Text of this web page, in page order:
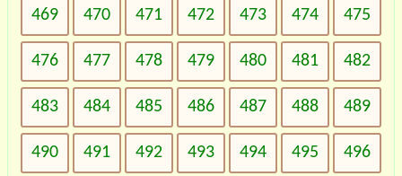
469 470 471 472 473 474 475
476 477 478 479 480 481 482
483 484 485 486 487 488 489
490 491 492 493 494 495 496